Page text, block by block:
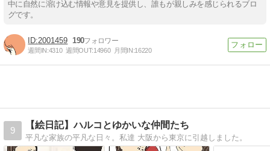
中に自然に溶け込む情報や意見を提供し、誰もが親しみを感じられるブロ
グです。
2001459 190
週間IN:4310 週間OUT:14960 月間IN:16220
9
【絵日記】ハルコとゆかいな仲間たち
平凡な家族の平凡な日々。私達 大阪から東京に引越しました。